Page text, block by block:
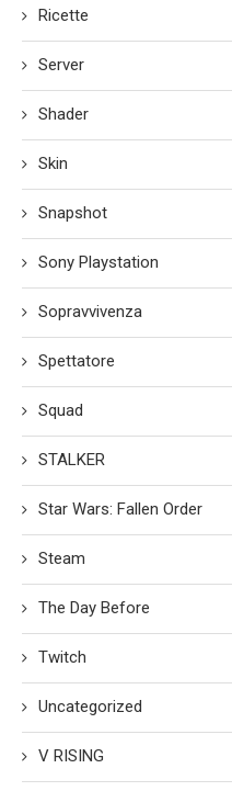
Ricette
Server
Shader
Skin
Snapshot
Sony Playstation
Sopravvivenza
Spettatore
Squad
STALKER
Star Wars: Fallen Order
Steam
The Day Before
Twitch
Uncategorized
V RISING